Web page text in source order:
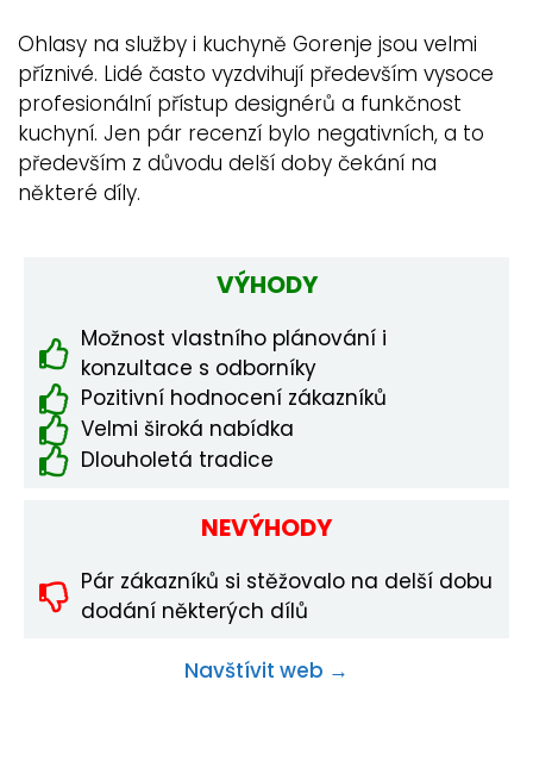
Ohlasy na služby i kuchyně Gorenje jsou velmi
příznivé. Lidé často vyzdvihují především vysoce
profesionální přístup designérů a funkčnost
kuchyní. Jen pár recenzí bylo negativních, a to
především z důvodu delší doby čekání na
některé díly.
VÝHODY
Možnost vlastního plánování i
konzultace s odborníky
Pozitivní hodnocení zákazníků
Velmi široká nabídka
Dlouholetá tradice
NEVÝHODY
Pár zákazníků si stěžovalo na delší dobu
dodání některých dílů
Navštívit web →